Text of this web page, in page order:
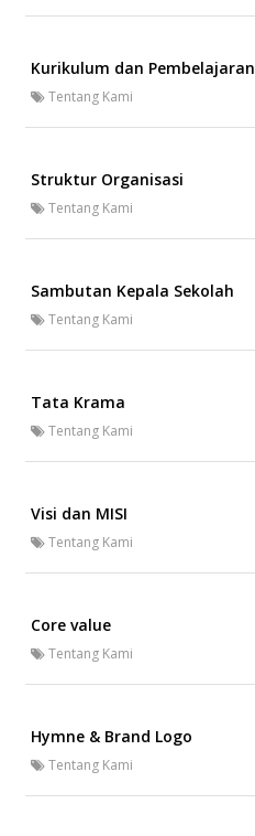
Kurikulum dan Pembelajaran
Tentang Kami
Struktur Organisasi
Tentang Kami
Sambutan Kepala Sekolah
Tentang Kami
Tata Krama
Tentang Kami
Visi dan MISI
Tentang Kami
Core value
Tentang Kami
Hymne & Brand Logo
Tentang Kami